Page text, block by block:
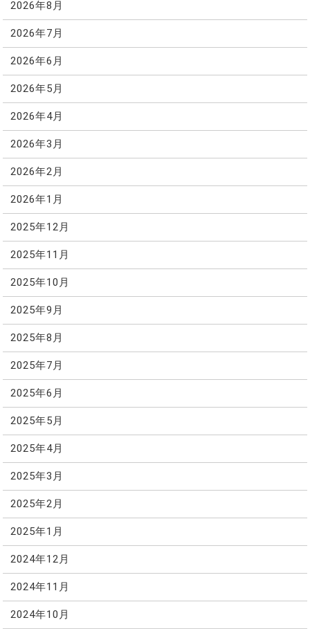
2026年8月
2026年7月
2026年6月
2026年5月
2026年4月
2026年3月
2026年2月
2026年1月
2025年12月
2025年11月
2025年10月
2025年9月
2025年8月
2025年7月
2025年6月
2025年5月
2025年4月
2025年3月
2025年2月
2025年1月
2024年12月
2024年11月
2024年10月